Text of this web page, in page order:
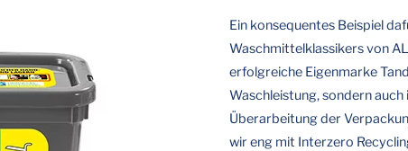
Ein konsequentes Beispiel
Waschmittelklassikers von
erfolgreiche Eigenmarke
Waschleistung, sondern
Überarbeitung der
wir eng mit Interzero